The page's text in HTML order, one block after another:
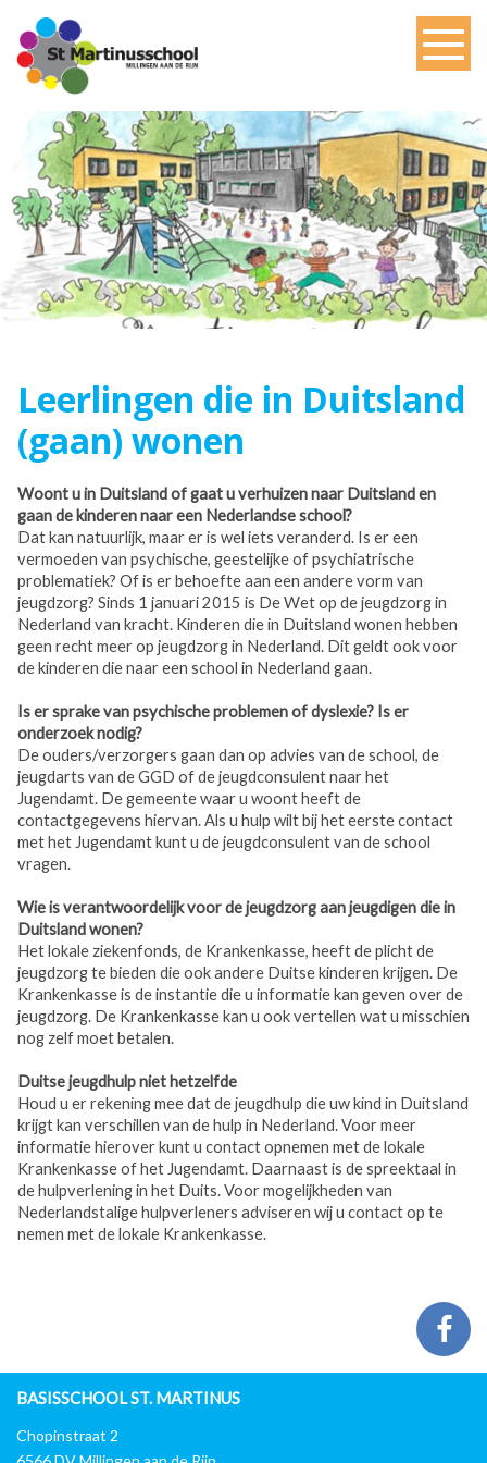
Leerlingen die in Duitsland
(gaan) wonen
Woont u in Duitsland of gaat u verhuizen naar Duitsland en
gaan de kinderen naar een Nederlandse school?
Dat kan natuurlijk, maar er is wel iets veranderd. Is er een
vermoeden van psychische, geestelijke of psychiatrische
problematiek? Of is er behoefte aan een andere vorm van
jeugdzorg? Sinds 1 januari 2015 is De Wet op de jeugdzorg in
Nederland van kracht. Kinderen die in Duitsland wonen hebben
geen recht meer op jeugdzorg in Nederland. Dit geldt ook voor
de kinderen die naar een school in Nederland gaan.
Is er sprake van psychische problemen of dyslexie? Is er
onderzoek nodig?
De ouders/verzorgers gaan dan op advies van de school, de
jeugdarts van de GGD of de jeugdconsulent naar het
Jugendamt. De gemeente waar u woont heeft de
contactgegevens hiervan. Als u hulp wilt bij het eerste contact
met het Jugendamt kunt u de jeugdconsulent van de school
vragen.
Wie is verantwoordelijk voor de jeugdzorg aan jeugdigen die in
Duitsland wonen?
Het lokale ziekenfonds, de Krankenkasse, heeft de plicht de
jeugdzorg te bieden die ook andere Duitse kinderen krijgen. De
Krankenkasse is de instantie die u informatie kan geven over de
jeugdzorg. De Krankenkasse kan u ook vertellen wat u misschien
nog zelf moet betalen.
Duitse jeugdhulp niet hetzelfde
Houd u er rekening mee dat de jeugdhulp die uw kind in Duitsland
krijgt kan verschillen van de hulp in Nederland. Voor meer
informatie hierover kunt u contact opnemen met de lokale
Krankenkasse of het Jugendamt. Daarnaast is de spreektaal in
de hulpverlening in het Duits. Voor mogelijkheden van
Nederlandstalige hulpverleners adviseren wij u contact op te
nemen met de lokale Krankenkasse.
BASISSCHOOL ST. MARTINUS
Chopinstraat 2